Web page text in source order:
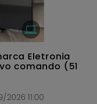
Eletronia
comando (51
11:00